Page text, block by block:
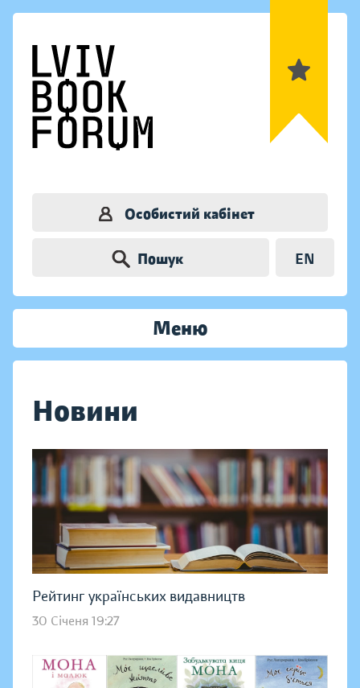
Особистий кабінет
Пошук EN
Меню
Новини
Рейтинг українських видавництв
30 Січеня 19:27